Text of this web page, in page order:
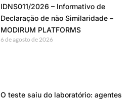
IDNS011/2026 – Informativo de
Declaração de não Similaridade –
MODIRUM PLATFORMS
6 de agosto de 2026
O teste saiu do laboratório: agentes